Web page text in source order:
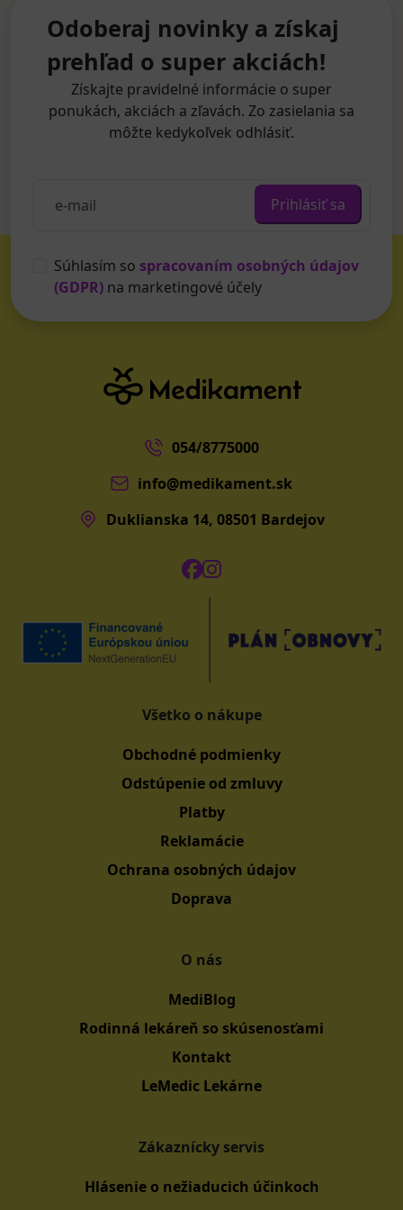
Odoberaj novinky a získaj
prehľad o super akciách!
Získajte pravidelné informácie o super
ponukách, akciách a zľavách. Zo zasielania sa
môžte kedykoľvek odhlásiť.
Prihlásiť sa
Súhlasím so spracovaním osobných údajov
(GDPR) na marketingové účely
054/8775000
info@medikament.sk
Duklianska 14, 08501 Bardejov
Všetko o nákupe
Obchodné podmienky
Odstúpenie od zmluvy
Platby
Reklamácie
Ochrana osobných údajov
Doprava
O nás
MediBlog
Rodinná lekáreň so skúsenosťami
Kontakt
LeMedic Lekárne
Zákaznícky servis
Hlásenie o nežiaducich účinkoch